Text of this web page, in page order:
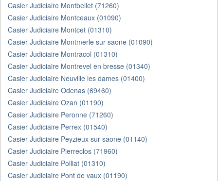
Casier Judiciaire Montbellet (71260)
Casier Judiciaire Montceaux (01090)
Casier Judiciaire Montcet (01310)
Casier Judiciaire Montmerle sur saone (01090)
Casier Judiciaire Montracol (01310)
Casier Judiciaire Montrevel en bresse (01340)
Casier Judiciaire Neuville les dames (01400)
Casier Judiciaire Odenas (69460)
Casier Judiciaire Ozan (01190)
Casier Judiciaire Peronne (71260)
Casier Judiciaire Perrex (01540)
Casier Judiciaire Peyzieux sur saone (01140)
Casier Judiciaire Pierreclos (71960)
Casier Judiciaire Polliat (01310)
Casier Judiciaire Pont de vaux (01190)